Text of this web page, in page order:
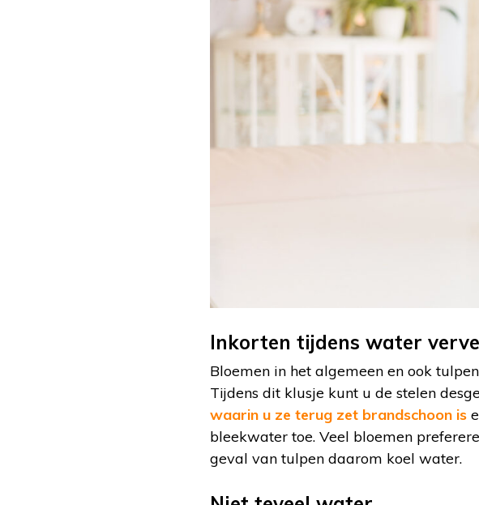
Inkorten tijdens water
Bloemen in het algemeen en ook
Tijdens dit klusje kunt u de stelen
waarin u ze terug zet brandschoon is
bleekwater toe. Veel bloemen
geval van tulpen daarom koel water.